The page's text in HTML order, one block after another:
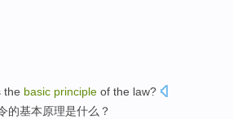
the basic principle of the law?
的基本原理是什么 ？